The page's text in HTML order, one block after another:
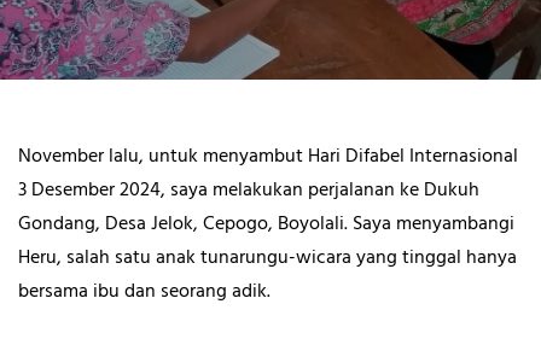
November lalu, untuk menyambut Hari Difabel Internasional
3 Desember 2024, saya melakukan perjalanan ke Dukuh
Gondang, Desa Jelok, Cepogo, Boyolali. Saya menyambangi
Heru, salah satu anak tunarungu-wicara yang tinggal hanya
bersama ibu dan seorang adik.